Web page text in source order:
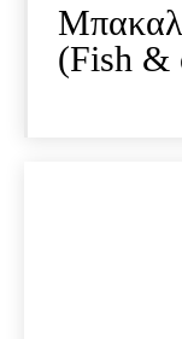
(Fish &